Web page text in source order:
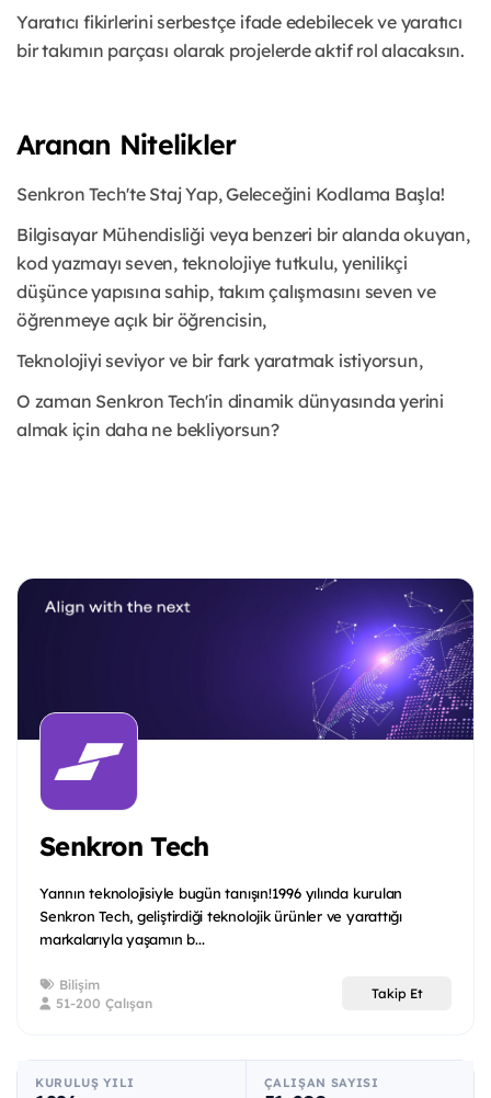
Yaratıcı fikirlerini serbestçe ifade edebilecek ve yaratıcı
bir takımın parçası olarak projelerde aktif rol alacaksın.
Aranan Nitelikler
Senkron Tech'te Staj Yap, Geleceğini Kodlama Başla!
Bilgisayar Mühendisliği veya benzeri bir alanda okuyan,
kod yazmayı seven, teknolojiye tutkulu, yenilikçi
düşünce yapısına sahip, takım çalışmasını seven ve
öğrenmeye açık bir öğrencisin,
Teknolojiyi seviyor ve bir fark yaratmak istiyorsun,
O zaman Senkron Tech'in dinamik dünyasında yerini
almak için daha ne bekliyorsun?
Senkron Tech
Yarının teknolojisiyle bugün tanışın!1996 yılında kurulan
Senkron Tech, geliştirdiği teknolojik ürünler ve yarattığı
markalarıyla yaşamın b...
Bilişim
51-200 Çalışan
Takip Et
KURULUŞ YILI ÇALIŞAN SAYISI